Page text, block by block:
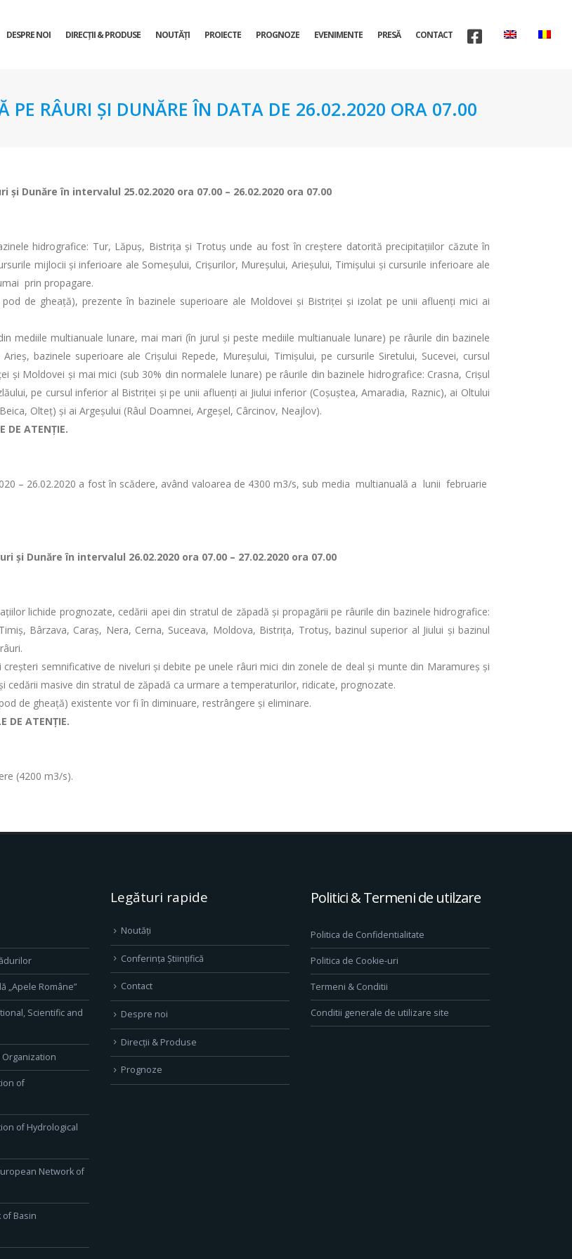
DESPRE NOI DIRECŢII & PRODUSE NOUTĂȚI PROIECTE PROGNOZE EVENIMENTE PRESĂ CONTACT
PE RÂURI ŞI DUNĂRE ÎN DATA DE 26.02.2020 ORA 07.00
Dunăre în intervalul 25.02.2020 ora 07.00 – 26.02.2020 ora 07.00
hidrografice: Tur, Lăpuș, Bistrița și Trotuș unde au fost în creștere datorită precipitațiilor căzute în
mijlocii și inferioare ale Someșului, Crișurilor, Mureșului, Arieșului, Timișului și cursurile inferioare ale
prin propagare.
de gheaţă), prezente în bazinele superioare ale Moldovei şi Bistriţei şi izolat pe unii afluenţi mici ai
mediile multianuale lunare, mai mari (în jurul și peste mediile multianuale lunare) pe râurile din bazinele
bazinele superioare ale Crișului Repede, Mureșului, Timișului, pe cursurile Siretului, Sucevei, cursul
și Moldovei şi mai mici (sub 30% din normalele lunare) pe râurile din bazinele hidrografice: Crasna, Crişul
pe cursul inferior al Bistriţei şi pe unii afluenți ai Jiului inferior (Coșuștea, Amaradia, Raznic), ai Oltului
Olteţ) și ai Argeșului (Râul Doamnei, Argeşel, Cârcinov, Neajlov).
DE ATENȚIE.
– 26.02.2020 a fost în scădere, având valoarea de 4300 m3/s, sub media multianuală a lunii februarie
şi Dunăre în intervalul 26.02.2020 ora 07.00 – 27.02.2020 ora 07.00
lichide prognozate, cedării apei din stratul de zăpadă și propagării pe râurile din bazinele hidrografice:
Bârzava, Caraș, Nera, Cerna, Suceava, Moldova, Bistrița, Trotuș, bazinul superior al Jiului și bazinul
semnificative de niveluri și debite pe unele râuri mici din zonele de deal și munte din Maramureș și
masive din stratul de zăpadă ca urmare a temperaturilor, ridicate, prognozate.
de gheaţă) existente vor fi în diminuare, restrângere şi eliminare.
DE ATENȚIE.
(4200 m3/s).
„Apele Române”
Scientific and
of
of Hydrological
Network of
Basin
Legături rapide
Noutăți
Conferința Științifică
Contact
Despre noi
Direcţii & Produse
Prognoze
Politici & Termeni de utilzare
Politica de Confidentialitate
Politica de Cookie-uri
Termeni & Conditii
Conditii generale de utilizare site